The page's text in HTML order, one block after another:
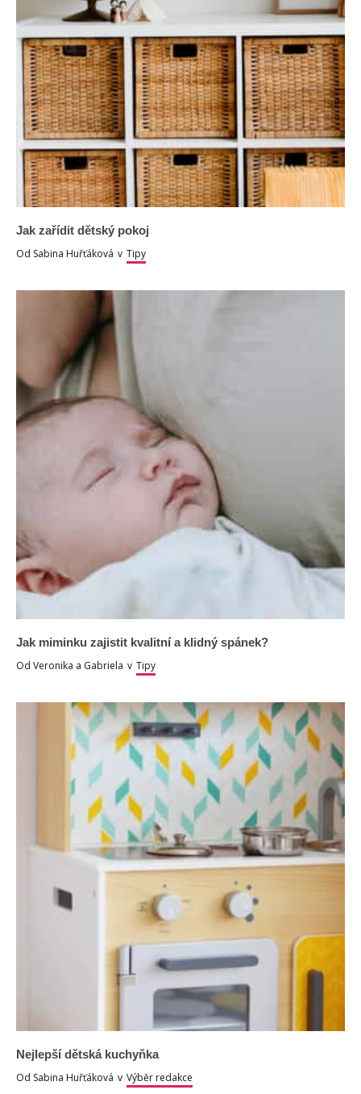
Jak zařídit dětský pokoj
Od Sabina Huřťáková v Tipy
Jak miminku zajistit kvalitní a klidný spánek?
Od Veronika a Gabriela v Tipy
Nejlepší dětská kuchyňka
Od Sabina Huřťáková v Výběr redakce